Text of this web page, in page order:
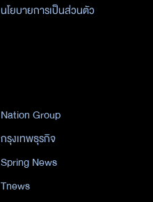
นโยบายการเป็นส่วนตัว
Nation Group
กรุงเทพธุรกิจ
Spring News
Tnews